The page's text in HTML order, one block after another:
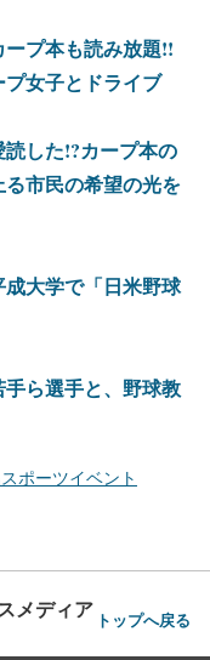
プ本も読み放題!!
女子とドライブ
した!?カープ本の
市民の希望の光を
大学で「日米野球
ら選手と、野球教
ポーツイベント
メディア トップへ戻る